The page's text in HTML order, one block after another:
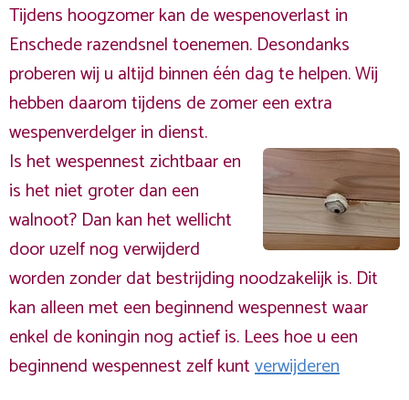
Tijdens hoogzomer kan de wespenoverlast in
Enschede razendsnel toenemen. Desondanks
proberen wij u altijd binnen één dag te helpen. Wij
hebben daarom tijdens de zomer een extra
wespenverdelger in dienst.
Is het wespennest zichtbaar en
is het niet groter dan een
walnoot? Dan kan het wellicht
door uzelf nog verwijderd
worden zonder dat bestrijding noodzakelijk is. Dit
kan alleen met een beginnend wespennest waar
enkel de koningin nog actief is. Lees hoe u een
beginnend wespennest zelf kuntverwijderen